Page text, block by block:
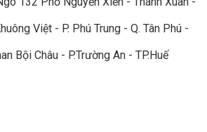
Việt - P. Phú Trung - Q. Tân Phú -
Bội Châu - P.Trường An - TP.Huế